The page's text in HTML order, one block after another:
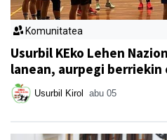
Komunitatea
Usurbil KEko Lehen
lanean, aurpegi
Usurbil Kirol abu 05